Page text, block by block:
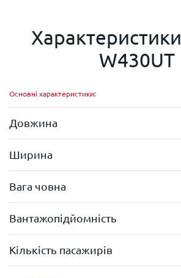
Характеристики
W430UT
Основні характеристики:
Довжина
Ширина
Вага човна
Вантажопідйомність
Кількість пасажирів